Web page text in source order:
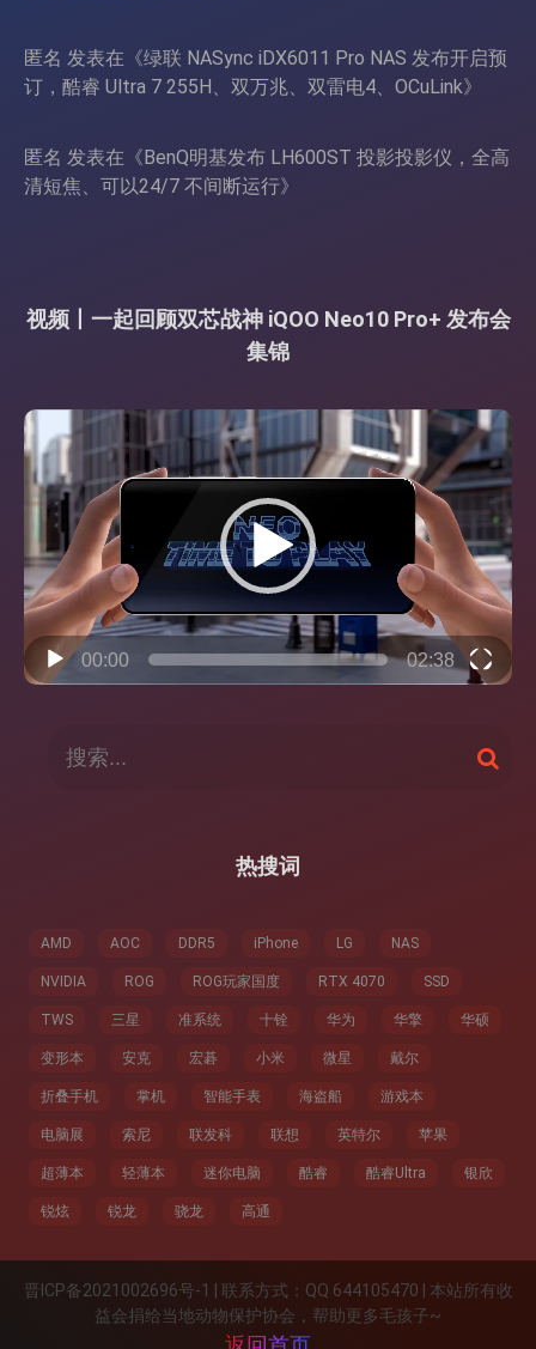
匿名 发表在《绿联 NASync iDX6011 Pro NAS 发布开启预
订，酷睿 Ultra 7 255H、双万兆、双雷电4、OCuLink》
匿名 发表在《BenQ明基发布 LH600ST 投影投影仪，全高
清短焦、可以24/7 不间断运行》
视频丨一起回顾双芯战神 iQOO Neo10 Pro+ 发布会
集锦
视
频
播
放
00:00 02:38
搜
索
热搜词
AMD AOC DDR5 iPhone LG NAS
NVIDIA ROG ROG玩家国度 RTX 4070 SSD
TWS 三星 准系统 十铨 华为 华擎 华硕
变形本 安克 宏碁 小米 微星 戴尔
折叠手机 掌机 智能手表 海盗船 游戏本
电脑展 索尼 联发科 联想 英特尔 苹果
超薄本 轻薄本 迷你电脑 酷睿 酷睿Ultra 银欣
锐炫 锐龙 骁龙 高通
晋ICP备2021002696号-1 | 联系方式：QQ 644105470 | 本站所有收
益会捐给当地动物保护协会，帮助更多毛孩子~